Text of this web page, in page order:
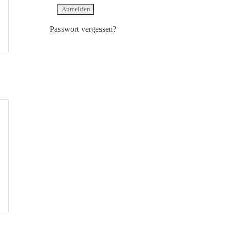
Passwort vergessen?